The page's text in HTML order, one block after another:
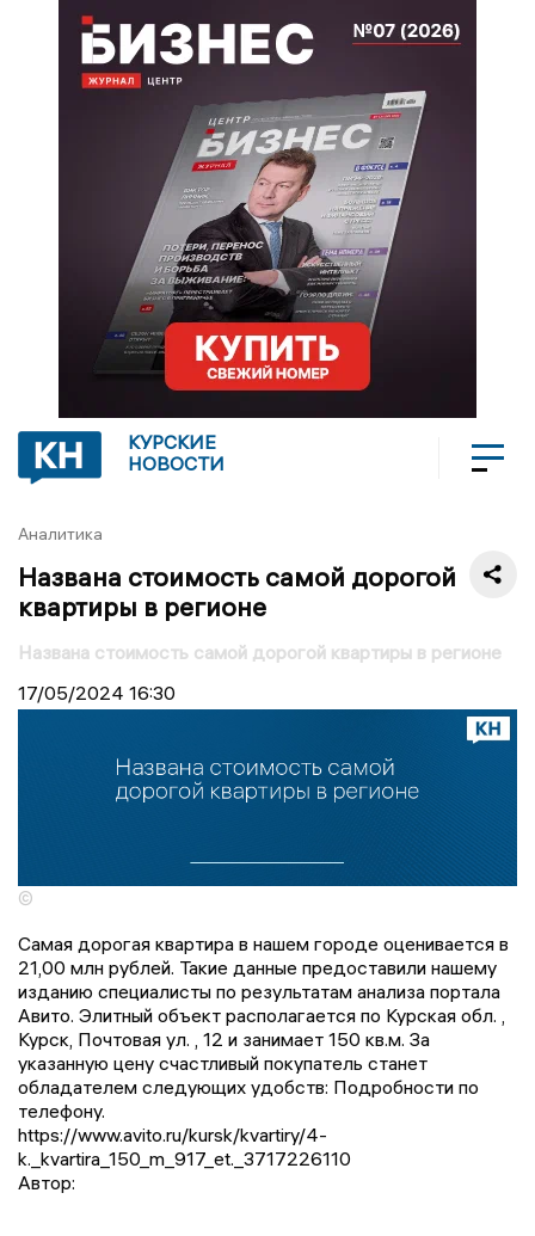
КУРСКИЕ
НОВОСТИ
Аналитика
Названа стоимость самой дорогой
квартиры в регионе
Названа стоимость самой дорогой квартиры в регионе
17/05/2024 16:30
©
Самая дорогая квартира в нашем городе оценивается в
21,00 млн рублей. Такие данные предоставили нашему
изданию специалисты по результатам анализа портала
Авито. Элитный объект располагается по Курская обл. ,
Курск, Почтовая ул. , 12 и занимает 150 кв.м. За
указанную цену счастливый покупатель станет
обладателем следующих удобств: Подробности по
телефону.
https://www.avito.ru/kursk/kvartiry/4-
k._kvartira_150_m_917_et._3717226110
Автор: